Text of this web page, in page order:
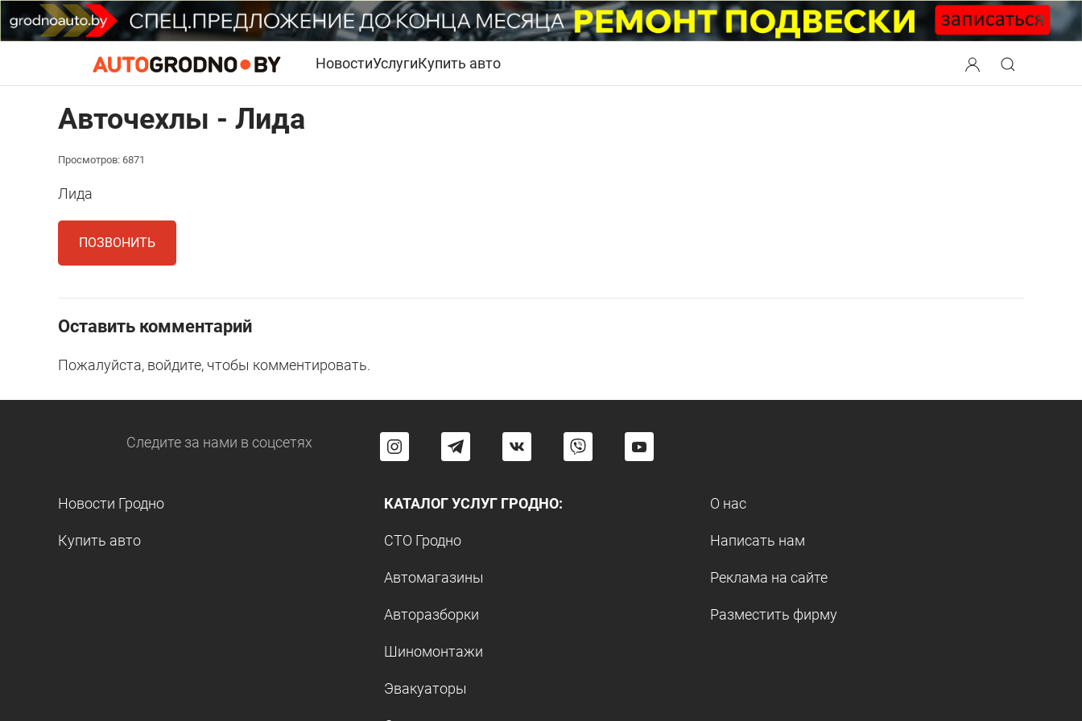
НовостиУслугиКупить авто
Авточехлы - Лида
Просмотров: 6871
Лида
ПОЗВОНИТЬ
Оставить комментарий
Пожалуйста, войдите, чтобы комментировать.
Следите за нами в соцсетях
Новости Гродно
Купить авто
КАТАЛОГ УСЛУГ ГРОДНО:
СТО Гродно
Автомагазины
Авторазборки
Шиномонтажи
Эвакуаторы
О нас
Написать нам
Реклама на сайте
Разместить фирму